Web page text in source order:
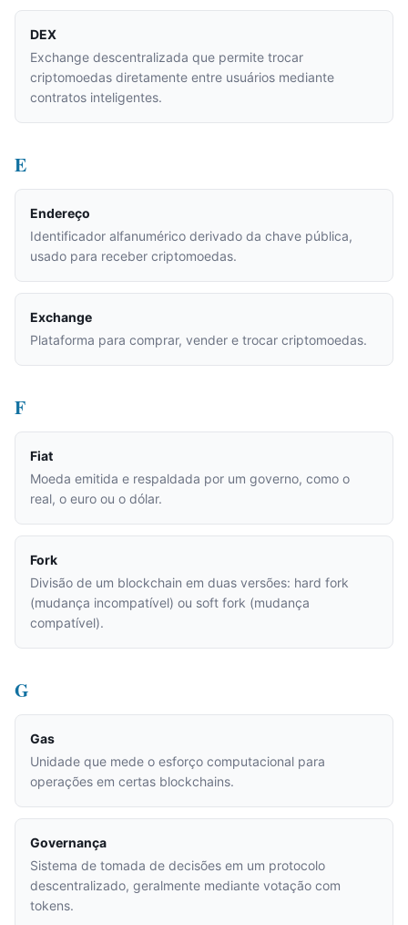
DEX
Exchange descentralizada que permite trocar
criptomoedas diretamente entre usuários mediante
contratos inteligentes.
E
Endereço
Identificador alfanumérico derivado da chave pública,
usado para receber criptomoedas.
Exchange
Plataforma para comprar, vender e trocar criptomoedas.
F
Fiat
Moeda emitida e respaldada por um governo, como o
real, o euro ou o dólar.
Fork
Divisão de um blockchain em duas versões: hard fork
(mudança incompatível) ou soft fork (mudança
compatível).
G
Gas
Unidade que mede o esforço computacional para
operações em certas blockchains.
Governança
Sistema de tomada de decisões em um protocolo
descentralizado, geralmente mediante votação com
tokens.